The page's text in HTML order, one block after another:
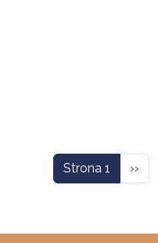
Strona 1 ››